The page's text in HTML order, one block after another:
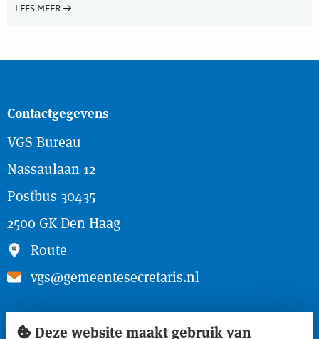
LEES MEER
Contactgegevens
VGS Bureau
Nassaulaan 12
Postbus 30435
2500 GK Den Haag
Route
vgs@gemeentesecretaris.nl
Snel naar
Deze website maakt gebruik van